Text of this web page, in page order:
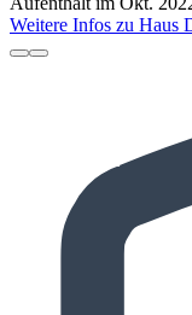
Weitere Infos zu Haus